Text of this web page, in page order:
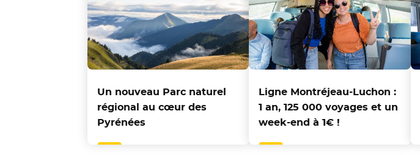
Un nouveau Parc naturel
régional au cœur des
Pyrénées
Ligne Montréjeau-Luchon :
1 an, 125 000 voyages et un
week-end à 1€ !